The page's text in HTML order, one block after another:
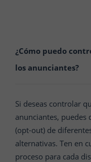
¿Cómo puedo
los anunciantes?
Si deseas controlar
anunciantes, puedes
(opt-out) de
alternativas. Ten en
proceso para cada